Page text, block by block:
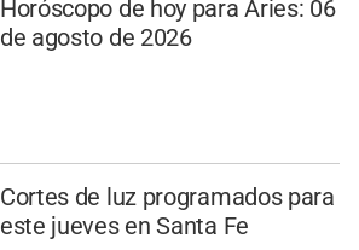
Horóscopo de hoy para Aries: 06
de agosto de 2026
Cortes de luz programados para
este jueves en Santa Fe